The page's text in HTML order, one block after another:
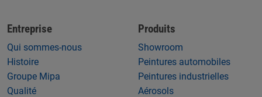
Entreprise
Qui sommes-nous
Histoire
Groupe Mipa
Qualité
Produits
Showroom
Peintures automobiles
Peintures industrielles
Aérosols